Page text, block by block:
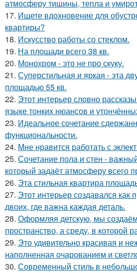
атмосферу тишины, тепла и
17. Ищете вдохновение для
квартиры?
18. Искусство работы со стеклом.
19. На площади всего 38 кв.
20. Монохром - это не про скуку.
21. Суперстильная и яркая - эта
площадью 55 кв.
22. Этот интерьер словно
языке тонких нюансов и
23. Идеальное сочетание
функциональности.
24. Мне нравится работать с
25. Сочетание пола и стен -
который задаёт атмосферу всего
26. Эта стильная квартира
27. Этот интерьер создавался как
двоих, где важна каждая деталь.
28. Оформляя детскую, мы
пространство, а среду, в которой
29. Это удивительно красивая и
наполненная очарованием и
30. Современный стиль в